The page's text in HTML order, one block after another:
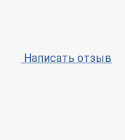
Написать отзыв